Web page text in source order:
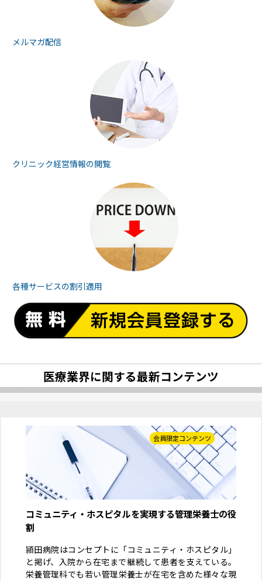
メルマガ配信
クリニック経営情報の閲覧
各種サービスの割引適用
医療業界に関する最新コンテンツ
会員限定コンテンツ
コミュニティ・ホスピタルを実現する管理栄養士の役
割
頴田病院はコンセプトに「コミュニティ・ホスピタル」
と掲げ、入院から在宅まで継続して患者を支えている。
栄養管理科でも若い管理栄養士が在宅を含めた様々な現